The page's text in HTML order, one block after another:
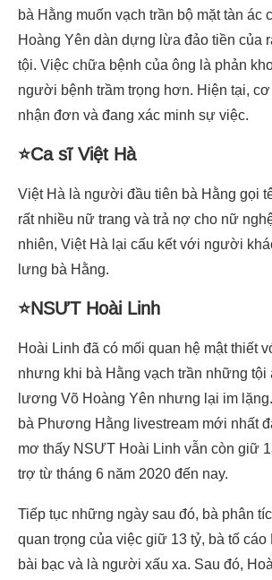
bà Hằng muốn vạch trần bộ mặt tàn ác
Hoàng Yên dàn dựng lừa đảo tiền của
tội. Việc chữa bệnh của ông là phản
người bệnh trầm trọng hơn. Hiện tại,
nhận đơn và đang xác minh sự việc.
⭐Ca sĩ Việt Hà
Việt Hà là người đầu tiên bà Hằng gọi
rất nhiều nữ trang và trả nợ cho nữ
nhiên, Việt Hà lại cấu kết với người
lưng bà Hằng.
⭐NSƯT Hoài Linh
Hoài Linh đã có mối quan hệ mật thiết
nhưng khi bà Hằng vạch trần những tội
lương Võ Hoàng Yên nhưng lại im
bà Phương Hằng livestream mới nhất
mơ thấy NSƯT Hoài Linh vẫn còn giữ
trợ từ tháng 6 năm 2020 đến nay.
Tiếp tục những ngày sau đó, bà phân
quan trọng của việc giữ 13 tỷ, bà tố
bài bạc và là người xấu xa. Sau đó,